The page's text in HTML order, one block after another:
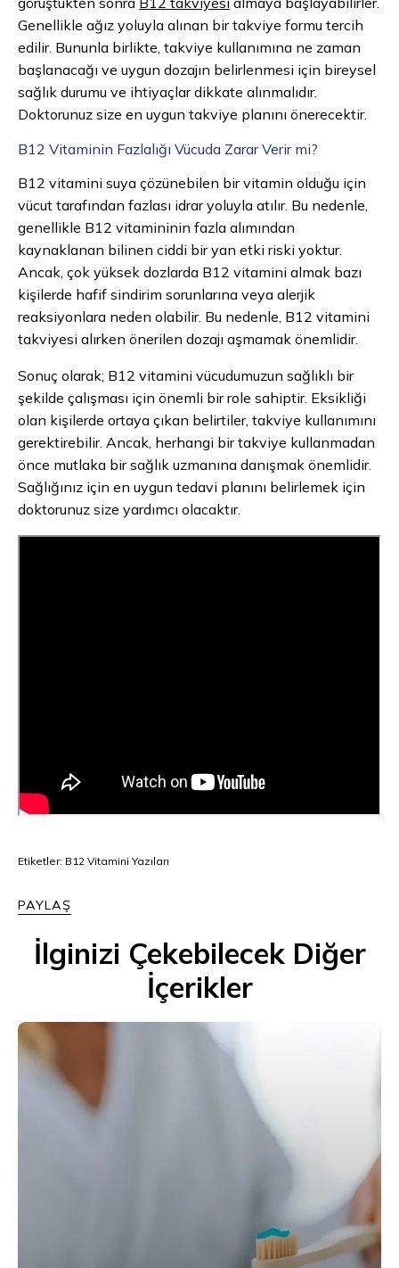
Genellikle ağız yoluyla alınan bir takviye formu tercih
edilir. Bununla birlikte, takviye kullanımına ne zaman
başlanacağı ve uygun dozajın belirlenmesi için bireysel
sağlık durumu ve ihtiyaçlar dikkate alınmalıdır.
Doktorunuz size en uygun takviye planını önerecektir.
B12 Vitaminin Fazlalığı Vücuda Zarar Verir mi?
B12 vitamini suya çözünebilen bir vitamin olduğu için
vücut tarafından fazlası idrar yoluyla atılır. Bu nedenle,
genellikle B12 vitamininin fazla alımından
kaynaklanan bilinen ciddi bir yan etki riski yoktur.
Ancak, çok yüksek dozlarda B12 vitamini almak bazı
kişilerde hafif sindirim sorunlarına veya alerjik
reaksiyonlara neden olabilir. Bu nedenle, B12 vitamini
takviyesi alırken önerilen dozajı aşmamak önemlidir.
Sonuç olarak; B12 vitamini vücudumuzun sağlıklı bir
şekilde çalışması için önemli bir role sahiptir. Eksikliği
olan kişilerde ortaya çıkan belirtiler, takviye kullanımını
gerektirebilir. Ancak, herhangi bir takviye kullanmadan
önce mutlaka bir sağlık uzmanına danışmak önemlidir.
Sağlığınız için en uygun tedavi planını belirlemek için
doktorunuz size yardımcı olacaktır.
Etiketler: B12 Vitamini Yazıları
PAYLAŞ
İlginizi Çekebilecek Diğer
İçerikler